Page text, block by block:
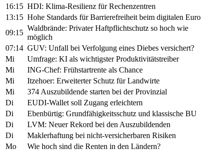
16:15 HDI: Klima-Resilienz für Rechenzentren
13:15 Hohe Standards für Barrierefreiheit beim digitalen Euro
09:15
Waldbrände: Privater Haftpflichtschutz so hoch wie
möglich
07:14 GUV: Unfall bei Verfolgung eines Diebes versichert?
Mi
Umfrage: KI als wichtigster Produktivitätstreiber
Mi
ING-Chef: Frühstartrente als Chance
Mi
Itzehoer: Erweiterter Schutz für Landwirte
Mi
374 Auszubildende starten bei der Provinzial
Di
EUDI-Wallet soll Zugang erleichtern
Di
Ebenbürtig: Grundfähigkeitsschutz und klassische BU
Di
LVM: Neuer Rekord bei den Auszubildenden
Di
Maklerhaftung bei nicht-versicherbaren Risiken
Mo
Wie hoch sind die Renten in den Ländern?